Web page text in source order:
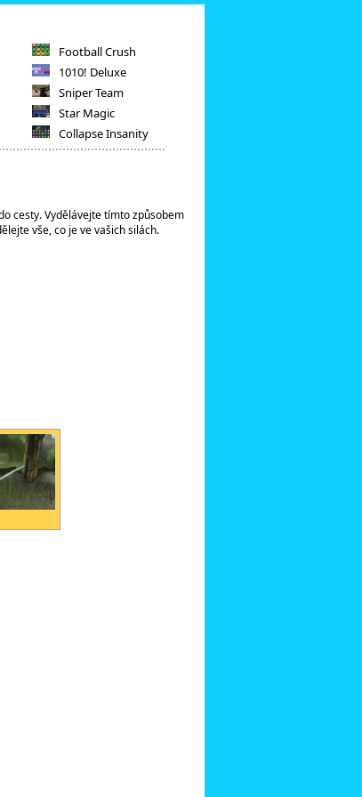
Football Crush
1010! Deluxe
Sniper Team
Star Magic
Collapse Insanity
cesty. Vydělávejte tímto způsobem
vše, co je ve vašich silách.